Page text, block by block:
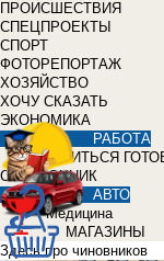
ПРОИСШЕСТВИЯ
СПЕЦПРОЕКТЫ
СПОРТ
ФОТОРЕПОРТАЖ
ХОЗЯЙСТВО
ХОЧУ СКАЗАТЬ
ЭКОНОМИКА
РАБОТА
УЧИТЬСЯ
СПРАВОЧНИК
АВТО
Медицина
МАГАЗИНЫ
Здесь про чиновников